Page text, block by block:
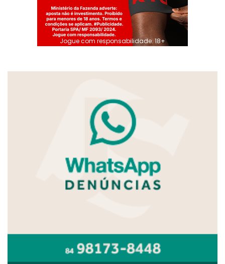
Jogue com responsabilidade. 18+